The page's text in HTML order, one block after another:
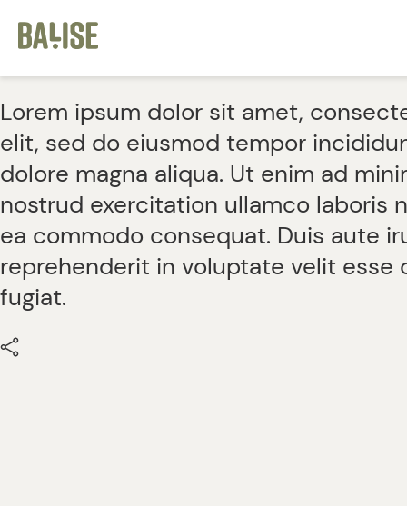
Lorem ipsum dolor sit amet,
elit, sed do eiusmod tempor
dolore magna aliqua. Ut enim ad
nostrud exercitation ullamco laboris
ea commodo consequat. Duis aute
reprehenderit in voluptate velit esse
fugiat.